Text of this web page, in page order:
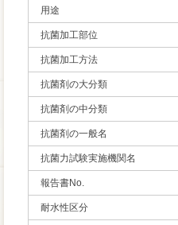
用途
抗菌加工部位
抗菌加工方法
抗菌剤の大分類
抗菌剤の中分類
抗菌剤の一般名
抗菌力試験実施機関名
報告書No.
耐水性区分